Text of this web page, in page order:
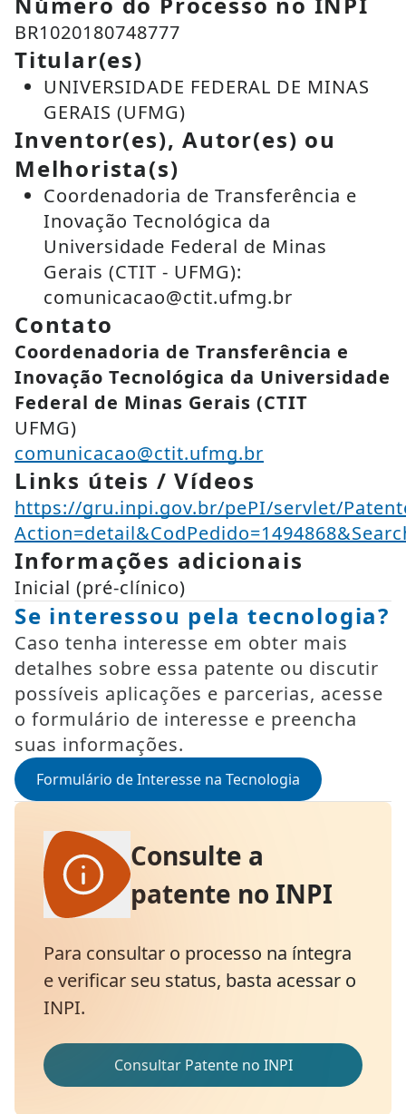
BR1020180748777
Titular(es)
UNIVERSIDADE FEDERAL DE MINAS
GERAIS (UFMG)
Inventor(es), Autor(es) ou
Melhorista(s)
Coordenadoria de Transferência e
Inovação Tecnológica da
Universidade Federal de Minas
Gerais (CTIT - UFMG):
comunicacao@ctit.ufmg.br
Contato
Coordenadoria de Transferência e
Inovação Tecnológica da Universidade
Federal de Minas Gerais (CTIT
UFMG)
comunicacao@ctit.ufmg.br
Links úteis / Vídeos
https://gru.inpi.gov.br/pePI/servlet/
Informações adicionais
Inicial (pré-clínico)
Se interessou pela tecnologia?
Caso tenha interesse em obter mais
detalhes sobre essa patente ou discutir
possíveis aplicações e parcerias, acesse
o formulário de interesse e preencha
suas informações.
Formulário de Interesse na Tecnologia
Consulte a
patente no INPI
Para consultar o processo na íntegra
e verificar seu status, basta acessar o
INPI.
Consultar Patente no INPI